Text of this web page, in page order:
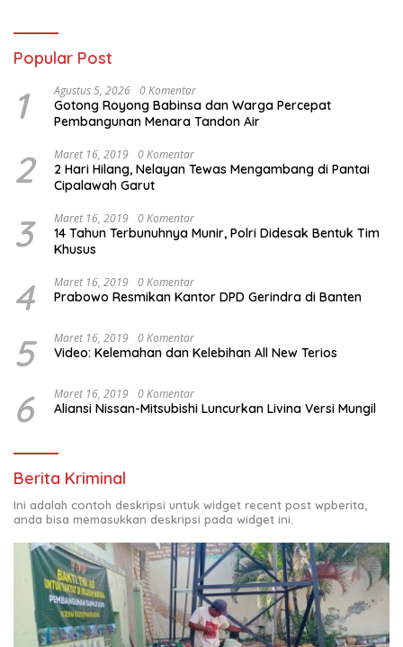
Popular Post
1 Agustus 5, 2026 0 Komentar
Gotong Royong Babinsa dan Warga Percepat
Pembangunan Menara Tandon Air
2 Maret 16, 2019 0 Komentar
2 Hari Hilang, Nelayan Tewas Mengambang di Pantai
Cipalawah Garut
3 Maret 16, 2019 0 Komentar
14 Tahun Terbunuhnya Munir, Polri Didesak Bentuk Tim
Khusus
4 Maret 16, 2019 0 Komentar
Prabowo Resmikan Kantor DPD Gerindra di Banten
5 Maret 16, 2019 0 Komentar
Video: Kelemahan dan Kelebihan All New Terios
6 Maret 16, 2019 0 Komentar
Aliansi Nissan-Mitsubishi Luncurkan Livina Versi Mungil
Berita Kriminal
Ini adalah contoh deskripsi untuk widget recent post wpberita,
anda bisa memasukkan deskripsi pada widget ini.